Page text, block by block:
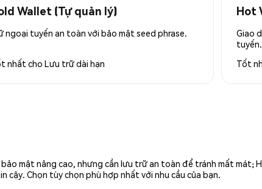
Wallet (Tự quản lý)
ngoại tuyến an toàn với bảo mật seed phrase.
nhất cho Lưu trữ dài hạn
Hot
Giao
tuyến.
Tốt
mật nâng cao, nhưng cần lưu trữ an toàn để tránh mất
cậy. Chọn tùy chọn phù hợp nhất với nhu cầu của bạn.